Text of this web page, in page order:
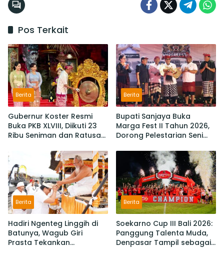
Pos Terkait
Berita
Gubernur Koster Resmi
Buka PKB XLVIII, Diikuti 23
Ribu Seniman dan Ratusan
IKM/UMKM Digratiskan
Berita
Bupati Sanjaya Buka
Marga Fest II Tahun 2026,
Dorong Pelestarian Seni
Potensi Lokal
Berita
Hadiri Ngenteg Linggih di
Batunya, Wagub Giri
Prasta Tekankan
Berita
Soekarno Cup III Bali 2026:
Panggung Talenta Muda,
Denpasar Tampil sebagai